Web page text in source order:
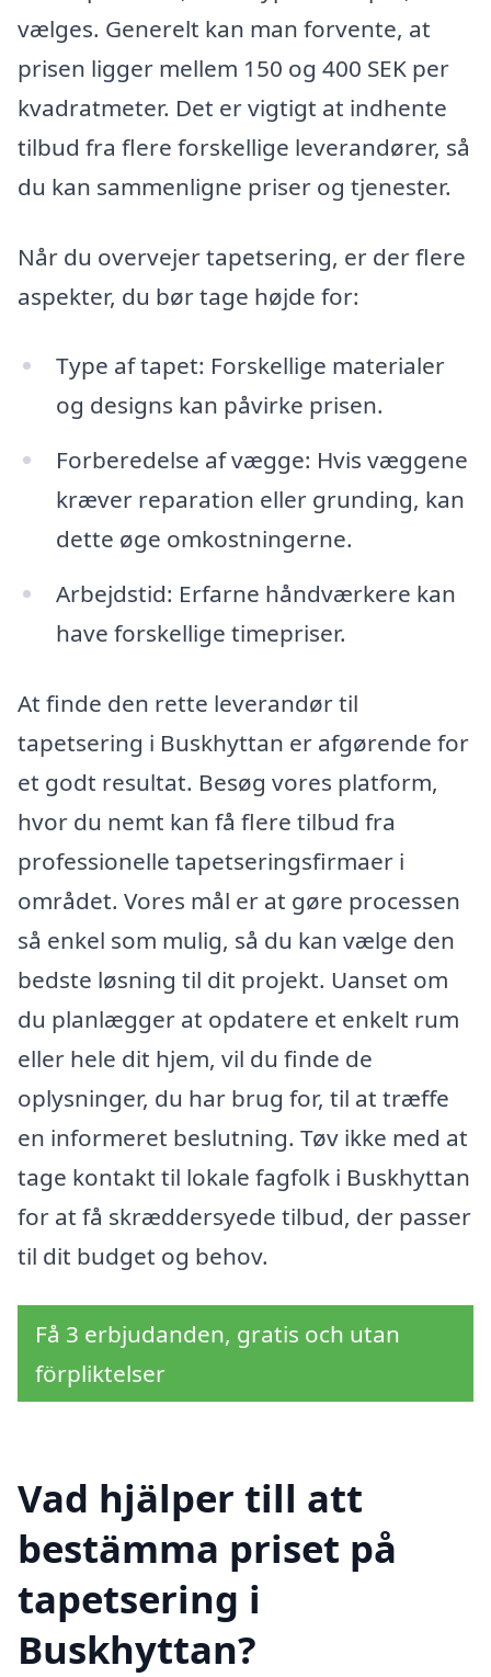
vælges. Generelt kan man forvente, at
prisen ligger mellem 150 og 400 SEK per
kvadratmeter. Det er vigtigt at indhente
tilbud fra flere forskellige leverandører, så
du kan sammenligne priser og tjenester.
Når du overvejer tapetsering, er der flere
aspekter, du bør tage højde for:
Type af tapet: Forskellige materialer
og designs kan påvirke prisen.
Forberedelse af vægge: Hvis væggene
kræver reparation eller grunding, kan
dette øge omkostningerne.
Arbejdstid: Erfarne håndværkere kan
have forskellige timepriser.
At finde den rette leverandør til
tapetsering i Buskhyttan er afgørende for
et godt resultat. Besøg vores platform,
hvor du nemt kan få flere tilbud fra
professionelle tapetseringsfirmaer i
området. Vores mål er at gøre processen
så enkel som mulig, så du kan vælge den
bedste løsning til dit projekt. Uanset om
du planlægger at opdatere et enkelt rum
eller hele dit hjem, vil du finde de
oplysninger, du har brug for, til at træffe
en informeret beslutning. Tøv ikke med at
tage kontakt til lokale fagfolk i Buskhyttan
for at få skræddersyede tilbud, der passer
til dit budget og behov.
Få 3 erbjudanden, gratis och utan
förpliktelser
Vad hjälper till att
bestämma priset på
tapetsering i
Buskhyttan?